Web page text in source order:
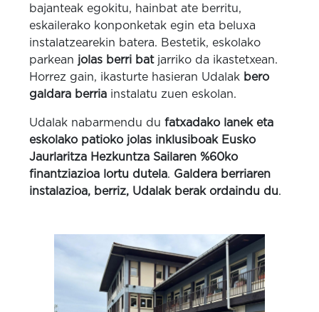
bajanteak egokitu, hainbat ate berritu,
eskailerako konponketak egin eta beluxa
instalatzearekin batera. Bestetik, eskolako
parkean jolas berri batjarriko da ikastetxean.
Horrez gain, ikasturte hasieran Udalak bero
galdara berriainstalatu zuen eskolan.
Udalak nabarmendu du fatxadako lanek eta
eskolako patioko jolas inklusiboak Eusko
Jaurlaritza Hezkuntza Sailaren %60ko
finantziazioa lortu dutela. Galdera berriaren
instalazioa, berriz, Udalak berak ordaindu du.